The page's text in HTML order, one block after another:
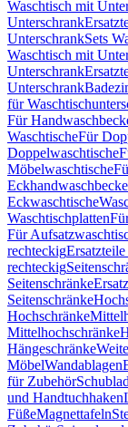
Waschtisch mit
Unterschrank
UnterschrankSets
Waschtisch mit
Unterschrank
Unterschrank
für
Für
WaschtischeFür
Doppelwaschtische
Möbelwaschtische
Eckwaschtische
Waschtischplatten
Für
rechteckig
rechteckig
Seitenschränke
Seitenschränke
Hochschränke
Mittelhochschränke
Hängeschränke
MöbelWandablagen
für Zubehör
und Handtuchhaken
FüßeMagnettafeln